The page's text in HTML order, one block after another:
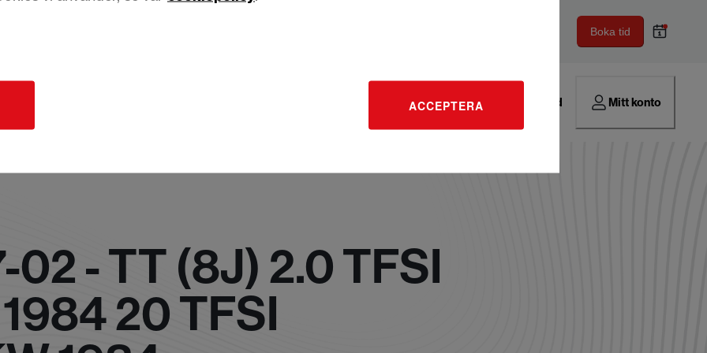
ACCEPTERA
Boka tid
Hitta verkstad Mitt konto
- TT (8J) 2.0 TFSI
20 TFSI